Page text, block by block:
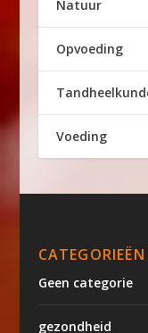
Natuur
Opvoeding
Voeding
CATEGORIEËN
Geen categorie
gezondheid